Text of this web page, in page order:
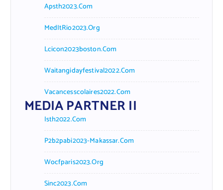
Apsth2023.com
MedItRio2023.org
Lcicon2023boston.com
Waitangidayfestival2022.com
Vacancesscolaires2022.com
MEDIA PARTNER II
Isth2022.com
P2b2pabi2023-Makassar.com
Wocfparis2023.org
Sinc2023.com